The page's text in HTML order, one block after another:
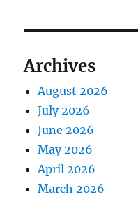
Archives
August 2026
July 2026
June 2026
May 2026
April 2026
March 2026